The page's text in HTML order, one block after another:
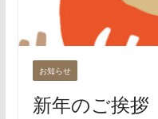
お知らせ
新年のご挨拶